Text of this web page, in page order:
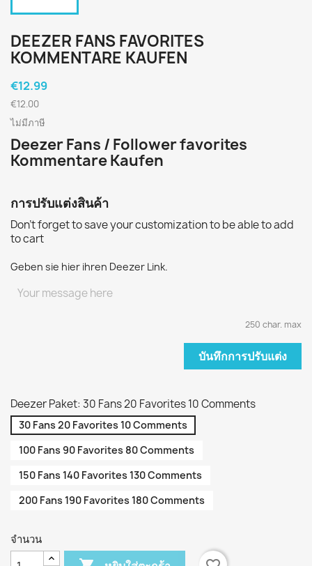
DEEZER FANS FAVORITES
KOMMENTARE KAUFEN
€12.99
€12.00
ไม่มีภาษี
Deezer Fans / Follower favorites
Kommentare Kaufen
การปรับแต่งสินค้า
Don't forget to save your customization to be able to add
to cart
Geben sie hier ihren Deezer Link.
250 char. max
บันทึกการปรับแต่ง
Deezer Paket: 30 Fans 20 Favorites 10 Comments
30 Fans 20 Favorites 10 Comments
100 Fans 90 Favorites 80 Comments
150 Fans 140 Favorites 130 Comments
200 Fans 190 Favorites 180 Comments
จำนวน